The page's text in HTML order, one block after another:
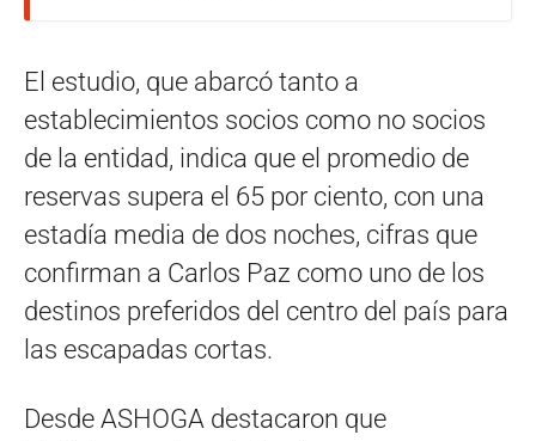
El estudio, que abarcó tanto a
establecimientos socios como no socios
de la entidad, indica que el promedio de
reservas supera el 65 por ciento, con una
estadía media de dos noches, cifras que
confirman a Carlos Paz como uno de los
destinos preferidos del centro del país para
las escapadas cortas.
Desde ASHOGA destacaron que